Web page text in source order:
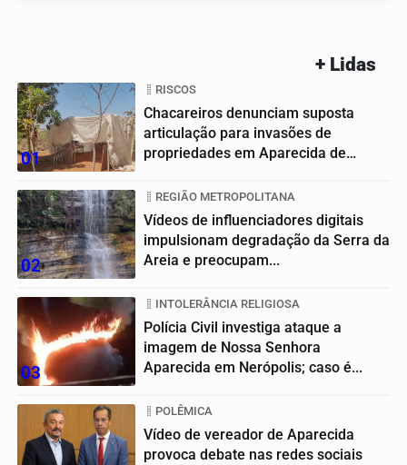
+ Lidas
01
RISCOS
Chacareiros denunciam suposta
articulação para invasões de
propriedades em Aparecida de
02
REGIÃO METROPOLITANA
Vídeos de influenciadores digitais
impulsionam degradação da Serra da
Areia e preocupam...
03
INTOLERÂNCIA RELIGIOSA
Polícia Civil investiga ataque a
imagem de Nossa Senhora
Aparecida em Nerópolis; caso é...
POLÊMICA
Vídeo de vereador de Aparecida
provoca debate nas redes sociais